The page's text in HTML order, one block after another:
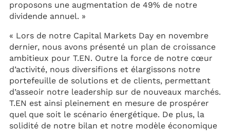
proposons une augmentation de 49% de notre
dividende annuel. »
« Lors de notre Capital Markets Day en novembre
dernier, nous avons présenté un plan de croissance
ambitieux pour T.EN. Outre la force de notre cœur
d’activité, nous diversifions et élargissons notre
portefeuille de solutions et de clients, permettant
d’asseoir notre leadership sur de nouveaux marchés.
T.EN est ainsi pleinement en mesure de prospérer
quel que soit le scénario énergétique. De plus, la
solidité de notre bilan et notre modèle économique